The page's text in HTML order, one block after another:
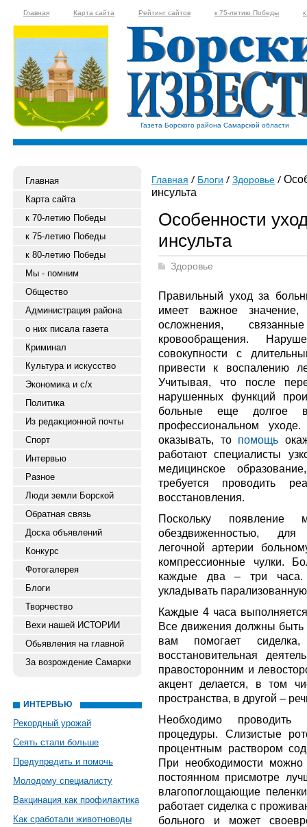
Главная Карта сайта Рейтинг сайтов к 75-летию Победы
Газета Борского района Самарской области
Главная
Карта сайта
к 70-летию Победы
к 75-летию Победы
к 80-летию Победы
Мы - помним
Общество
Администрация района
о них писала газета
Криминал
Культура и искусство
Экономика и с/х
Политика
Из редакционной почты
Спорт
Интервью
Разное
Люди земли Борской
Обратная связь
Доска объявлений
Конкурс
Фотогалерея
Блоги
Творчество
Вехи нашей ИСТОРИИ
Обьявления на главной
За возрождение Самарки
ИНТЕРВЬЮ
Рекордный урожай
Сеять стали больше
Предупредить и помочь
Молодому специалисту
Вакцинация как профилактика
Как сработали животноводы
Главная Блоги Здоровье
инсульта
Особенности
инсульта
Здоровье
Правильный уход за
имеет важное значение,
осложнения,
кровообращения.
совокупности с
привести к воспалению
Учитывая, что после
нарушенных функций
больные еще долгое
профессиональном
оказывать, то помощь
работают специалисты
медицинское
требуется проводить
восстановления.
Поскольку появление
обездвиженностью, для
легочной артерии
компрессионные чулки.
каждые два – три часа.
укладывать парализованную
Каждые 4 часа
Все движения должны быть
вам помогает
восстановительная
правосторонним и
акцент делается, в том
пространства, в другой –
Необходимо проводить
процедуры. Слизистые
процентным раствором
При необходимости можно
постоянном присмотре
влагопоглощающие
работает сиделка с
больного и может